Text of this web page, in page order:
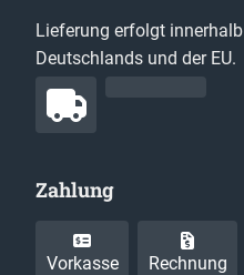
Lieferung erfolgt innerhalb
Deutschlands und der EU.
Zahlung
Vorkasse Rechnung